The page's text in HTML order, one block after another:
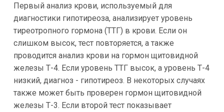
Первый анализ крови, используемый для
диагностики гипотиреоза, анализирует уровень
тиреотропного гормона (ТТГ) в крови. Если он
слишком высок, тест повторяется, а также
проводится анализ крови на гормон щитовидной
железы Т-4. Если уровень ТТГ высок, а уровень Т-4
низкий, диагноз - гипотиреоз. В некоторых случаях
также может быть проверен гормон щитовидной
железы Т-3. Если второй тест показывает